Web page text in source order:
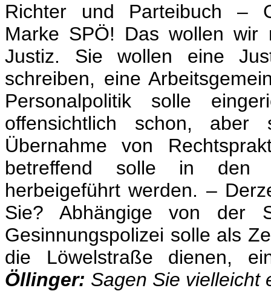
Richter und Parteibuch –
Marke SPÖ! Das wollen wir
Justiz. Sie wollen eine
schreiben, eine
Personalpolitik solle
offensichtlich schon,
Übernahme von
betreffend solle in den
herbeigeführt werden. –
Sie? Abhängige von der
Gesinnungspolizei solle als
die Löwelstraße dienen,
Öllinger: Sagen Sie vielleicht